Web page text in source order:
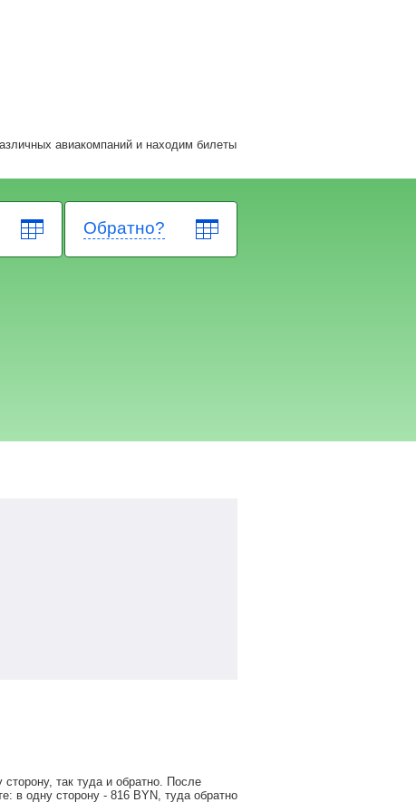
авиакомпаний и находим билеты
Обратно?
так туда и обратно. После
в одну сторону - 816 BYN, туда обратно